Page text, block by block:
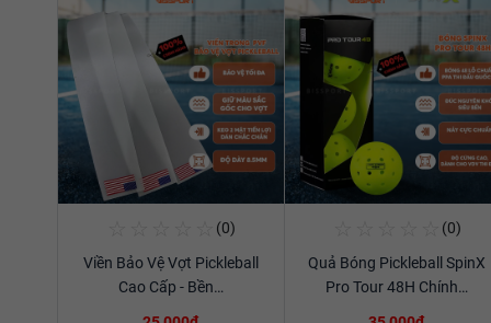
Xem chi tiết
(0)
Viền Bảo Vệ Vợt Pickleball
Cao Cấp - Bền…
Xem chi tiết
(0)
Quả Bóng Pickleball SpinX
Pro Tour 48H Chính…